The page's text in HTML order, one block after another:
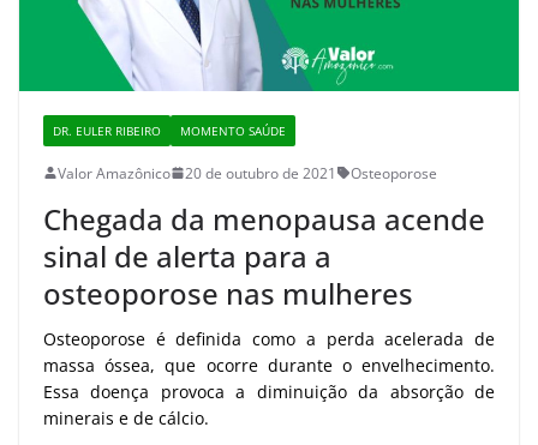
DR. EULER RIBEIRO MOMENTO SAÚDE
Valor Amazônico 20 de outubro de 2021 Osteoporose
Chegada da menopausa acende
sinal de alerta para a
osteoporose nas mulheres
Osteoporose é definida como a perda acelerada de
massa óssea, que ocorre durante o envelhecimento.
Essa doença provoca a diminuição da absorção de
minerais e de cálcio.